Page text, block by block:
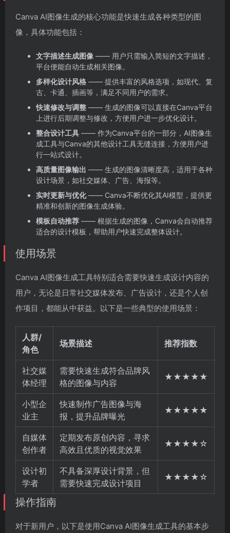
Canva AI图像生成的核心功能是快速生成各种类型的图
像，具体功能包括：
文字描述生成图像 —— 用户只需输入简短的文字描述，
平台便能自动生成相关图像。
多样化设计风格 —— 提供丰富的风格选项，如现代、复
古、卡通、插画等，满足不同用户的需求。
快速修改与调整 —— 生成的图像可以直接在Canva平台
上进行后期调整与修改，方便用户进一步优化设计。
整合设计工具 —— 作为Canva平台的一部分，AI图像生
成工具与Canva的其他设计工具无缝连接，方便用户进
行一站式设计。
高质量图像输出 —— 生成的图像清晰度高，适用于各种
设计场景，如社交媒体、广告、海报等。
实时更新与优化—— Canva不断优化其AI模型，提供更
精准和创新的图像生成体验。
模板自动推荐 —— 根据生成的图像，Canva会自动推荐
适合的设计模板，帮助用户快速完成整体设计。
使用场景
Canva AI图像生成工具特别适合需要快速生成设计内容的
用户，无论是日常社交媒体发布、广告设计，还是个人创
作项目，都能从中获益。以下是一些典型的使用场景：
人群/
角色
场景描述 推荐指数
社交媒
体经理
需要快速生成符合品牌风
格的图像与内容
★★★★★
小型企
业主
快速制作广告图像与海
报，提升品牌曝光
★★★★★
自媒体
创作者
定期发布原创内容，寻求
高效且优质的视觉效果
★★★★☆
设计初
学者
不具备深厚设计背景，但
需要快速完成设计项目
★★★★☆
操作指南
对于新用户，以下是使用Canva AI图像生成工具的基本步